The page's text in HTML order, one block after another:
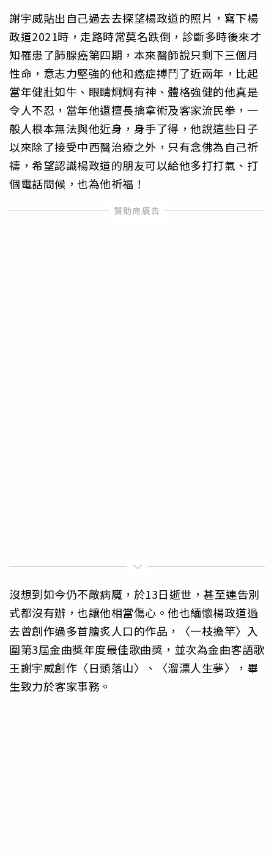
謝宇威貼出自己過去去探望楊政道的照片，寫下楊
政道2021時，走路時常莫名跌倒，診斷多時後來才
知罹患了肺腺癌第四期，本來醫師說只剩下三個月
性命，意志力堅強的他和癌症搏鬥了近兩年，比起
當年健壯如牛、眼睛炯炯有神、體格強健的他真是
令人不忍，當年他還擅長擒拿術及客家流民拳，一
般人根本無法與他近身，身手了得，他說這些日子
以來除了接受中西醫治療之外，只有念佛為自己祈
禱，希望認識楊政道的朋友可以給他多打打氣、打
個電話問候，也為他祈福！
沒想到如今仍不敵病魔，於13日逝世，甚至連告別
式都沒有辦，也讓他相當傷心。他也緬懷楊政道過
去曾創作過多首膾炙人口的作品，〈一枝擔竿〉入
圍第3屆金曲獎年度最佳歌曲獎，並次為金曲客語歌
王謝宇威創作〈日頭落山〉、〈溜漂人生夢〉，畢
生致力於客家事務。